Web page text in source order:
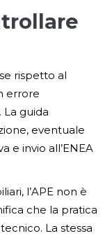
rispetto al
errore
guida
eventuale
e invio all’ENEA
l’APE non è
che la pratica
La stessa